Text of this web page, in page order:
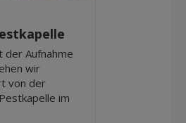
der Aufnahme
wir
von der
im